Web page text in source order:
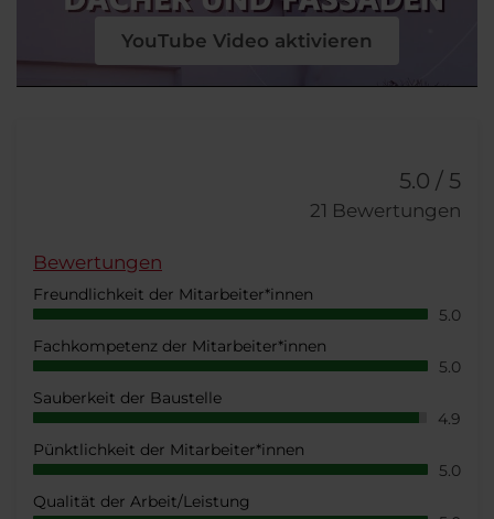
21 Bewertungen
5.0 / 5
Bewertungen
Freundlichkeit der Mitarbeiter*innen
5.0
Fachkompetenz der Mitarbeiter*innen
5.0
Sauberkeit der Baustelle
4.9
Pünktlichkeit der Mitarbeiter*innen
5.0
Qualität der Arbeit/Leistung